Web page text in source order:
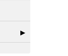
Rozwiń sekcję
▶